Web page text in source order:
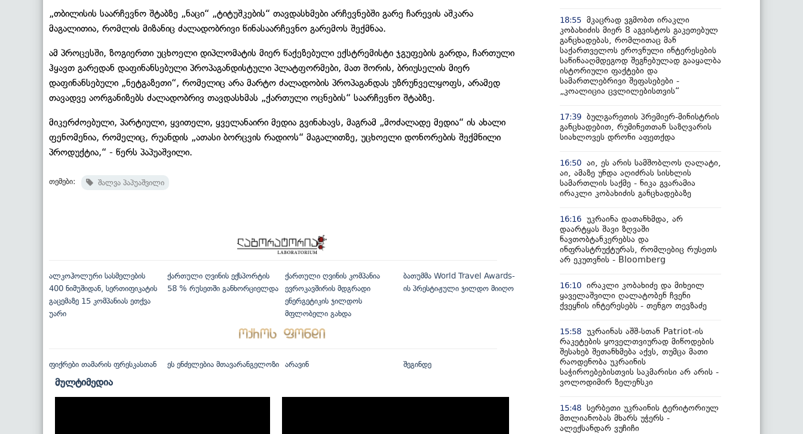
„თბილისის საარჩევნო შტაბზე „ნაცი“ „ტიტუშკების“ თავდასხმები არჩევნებში გარე ჩარევის აშკარა
მაგალითია, რომლის მიზანიც ძალადობრივი წინასაარჩევნო გარემოს შექმნაა.
ამ პროცესში, ზოგიერთი უცხოელი დიპლომატის მიერ წაქეზებული ექსტრემისტი ჯგუფების გარდა, ჩართული
ჰყავთ გარედან დაფინანსებული პროპაგანდისტული პლატფორმები, მათ შორის, ბრიუსელის მიერ
დაფინანსებული „ნეტგაზეთი“, რომელიც არა მარტო ძალადობის პროპაგანდას უზრუნველყოფს, არამედ
თავადვე აორგანიზებს ძალადობრივ თავდასხმას „ქართული ოცნების“ საარჩევნო შტაბზე.
მიკერძოებული, პარტიული, ყვითელი, ყველანაირი მედია გვინახავს, მაგრამ „მოძალადე მედია“ ის ახალი
ფენომენია, რომელიც, რუანდის „ათასი ბორცვის რადიოს“ მაგალითზე, უცხოელი დონორების შექმნილი
პროდუქტია,“ - წერს პაპუაშვილი.
თემები: შალვა პაპუაშვილი
ალკოჰოლური სასმელების
400 ნიმუშიდან, სერთიფიკატის
გაცემაზე 15 კომპანიას ეთქვა
უარი
ქართული ღვინის ექსპორტის
58 % რუსეთში განხორციელდა
ქართული ღვინის კომპანია
ევროკავშირის მდგრადი
ენერგეტიკის ჯილდოს
მფლობელი გახდა
ბათუმმა World Travel Awards-
ის პრესტიჟული ჯილდო მიიღო
ფიქრები თამარის ფრესკასთან ეს ენძელებია მთავარანგელოზი არავინ შეგინდე
მულტიმედია
18:55 მკაცრად ვგმობთ ირაკლი
კობახიძის მიერ 8 აგვისტოს გაკეთებულ
განცხადებას, რომლითაც მან
საქართველოს ეროვნული ინტერესების
საწინააღმდეგოდ შეგნებულად გააყალბა
ისტორიული ფაქტები და
სამართლებრივი შეფასებები -
„კოალიცია ცვლილებისთვის“
17:39 ბულგარეთის პრემიერ-მინისტრის
განცხადებით, რუმინეთთან საზღვარის
სიახლოვეს დრონი აფეთქდა
16:50 აი, ეს არის სამშობლოს ღალატი,
აი, ამაზე უნდა აღიძრას სისხლის
სამართლის საქმე - ნიკა გვარამია
ირაკლი კობახიძის განცხადებაზე
16:16 უკრაინა დათანხმდა, არ
დაარტყას შავი ზღვაში
ნავთობტანკერებსა და
ინფრასტრუქტურას, რომლებიც რუსეთს
არ ეკუთვნის - Bloomberg
16:10 ირაკლი კობახიძე და მიხეილ
ყაველაშვილი ღალატობენ ჩვენი
ქვეყნის ინტერესებს - თენგო თევზაძე
15:58 უკრაინას აშშ-სთან Patriot-ის
რაკეტების ყოველთვიურად მიწოდების
შესახებ შეთანხმება აქვს, თუმცა მათი
რაოდენობა უკრაინის
საჭიროებებისთვის საკმარისი არ არის -
ვოლოდიმირ ზელენსკი
15:48 სერბეთი უკრაინის ტერიტორიულ
მთლიანობას მხარს უჭერს -
ალექსანდარ ვუჩიჩი